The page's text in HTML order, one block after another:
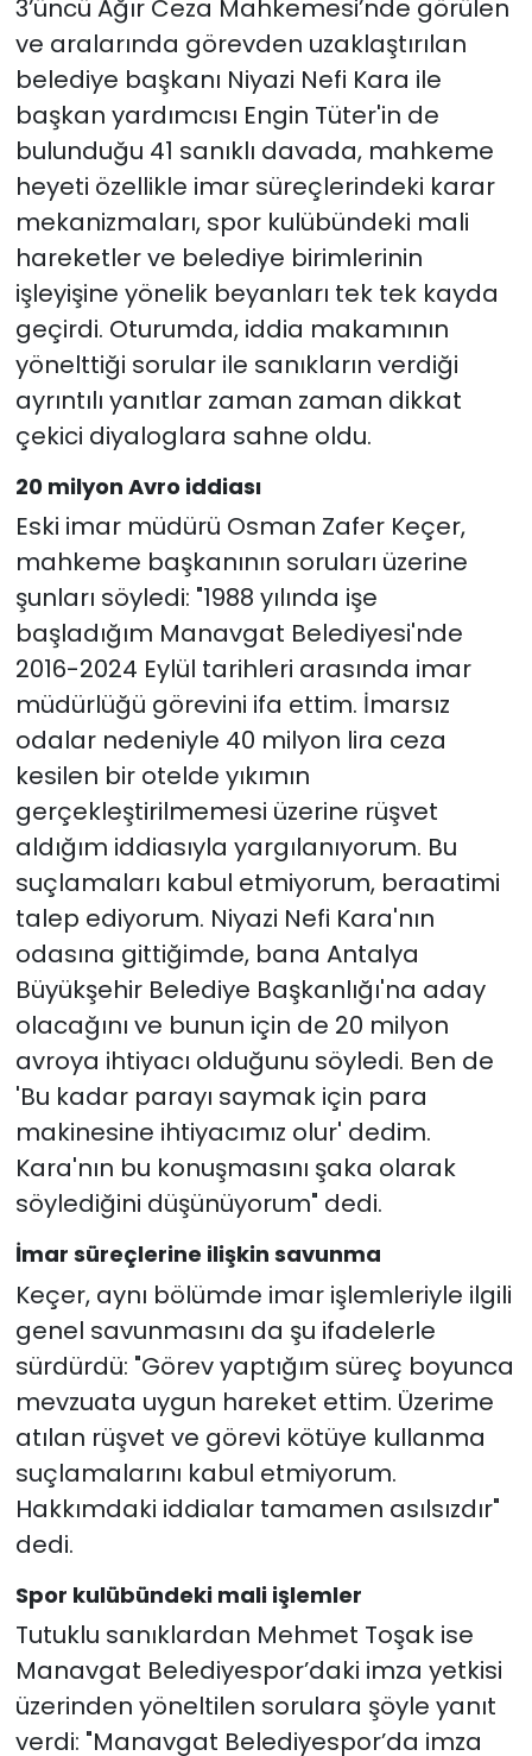
3’üncü Ağır Ceza Mahkemesi’nde görülen
ve aralarında görevden uzaklaştırılan
belediye başkanı Niyazi Nefi Kara ile
başkan yardımcısı Engin Tüter'in de
bulunduğu 41 sanıklı davada, mahkeme
heyeti özellikle imar süreçlerindeki karar
mekanizmaları, spor kulübündeki mali
hareketler ve belediye birimlerinin
işleyişine yönelik beyanları tek tek kayda
geçirdi. Oturumda, iddia makamının
yönelttiği sorular ile sanıkların verdiği
ayrıntılı yanıtlar zaman zaman dikkat
çekici diyaloglara sahne oldu.
20 milyon Avro iddiası
Eski imar müdürü Osman Zafer Keçer,
mahkeme başkanının soruları üzerine
şunları söyledi: "1988 yılında işe
başladığım Manavgat Belediyesi'nde
2016-2024 Eylül tarihleri arasında imar
müdürlüğü görevini ifa ettim. İmarsız
odalar nedeniyle 40 milyon lira ceza
kesilen bir otelde yıkımın
gerçekleştirilmemesi üzerine rüşvet
aldığım iddiasıyla yargılanıyorum. Bu
suçlamaları kabul etmiyorum, beraatimi
talep ediyorum. Niyazi Nefi Kara'nın
odasına gittiğimde, bana Antalya
Büyükşehir Belediye Başkanlığı'na aday
olacağını ve bunun için de 20 milyon
avroya ihtiyacı olduğunu söyledi. Ben de
'Bu kadar parayı saymak için para
makinesine ihtiyacımız olur' dedim.
Kara'nın bu konuşmasını şaka olarak
söylediğini düşünüyorum" dedi.
İmar süreçlerine ilişkin savunma
Keçer, aynı bölümde imar işlemleriyle ilgili
genel savunmasını da şu ifadelerle
sürdürdü: "Görev yaptığım süreç boyunca
mevzuata uygun hareket ettim. Üzerime
atılan rüşvet ve görevi kötüye kullanma
suçlamalarını kabul etmiyorum.
Hakkımdaki iddialar tamamen asılsızdır"
dedi.
Spor kulübündeki mali işlemler
Tutuklu sanıklardan Mehmet Toşak ise
Manavgat Belediyespor’daki imza yetkisi
üzerinden yöneltilen sorulara şöyle yanıt
verdi: "Manavgat Belediyespor’da imza